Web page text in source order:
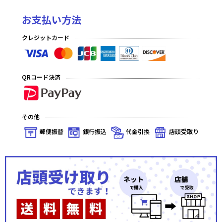
お支払い方法
クレジットカード
QRコード決済
その他
郵便振替
銀行振込 代金引換 店頭受取り